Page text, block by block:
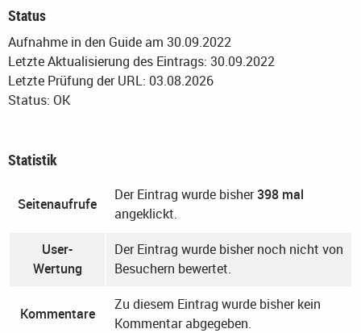
Status
Aufnahme in den Guide am 30.09.2022
Letzte Aktualisierung des Eintrags: 30.09.2022
Letzte Prüfung der URL: 03.08.2026
Status: OK
Statistik
Seitenaufrufe
Der Eintrag wurde bisher398 mal
angeklickt.
User-
Wertung
Der Eintrag wurde bisher noch nicht von
Besuchern bewertet.
Kommentare
Zu diesem Eintrag wurde bisher kein
Kommentar abgegeben.